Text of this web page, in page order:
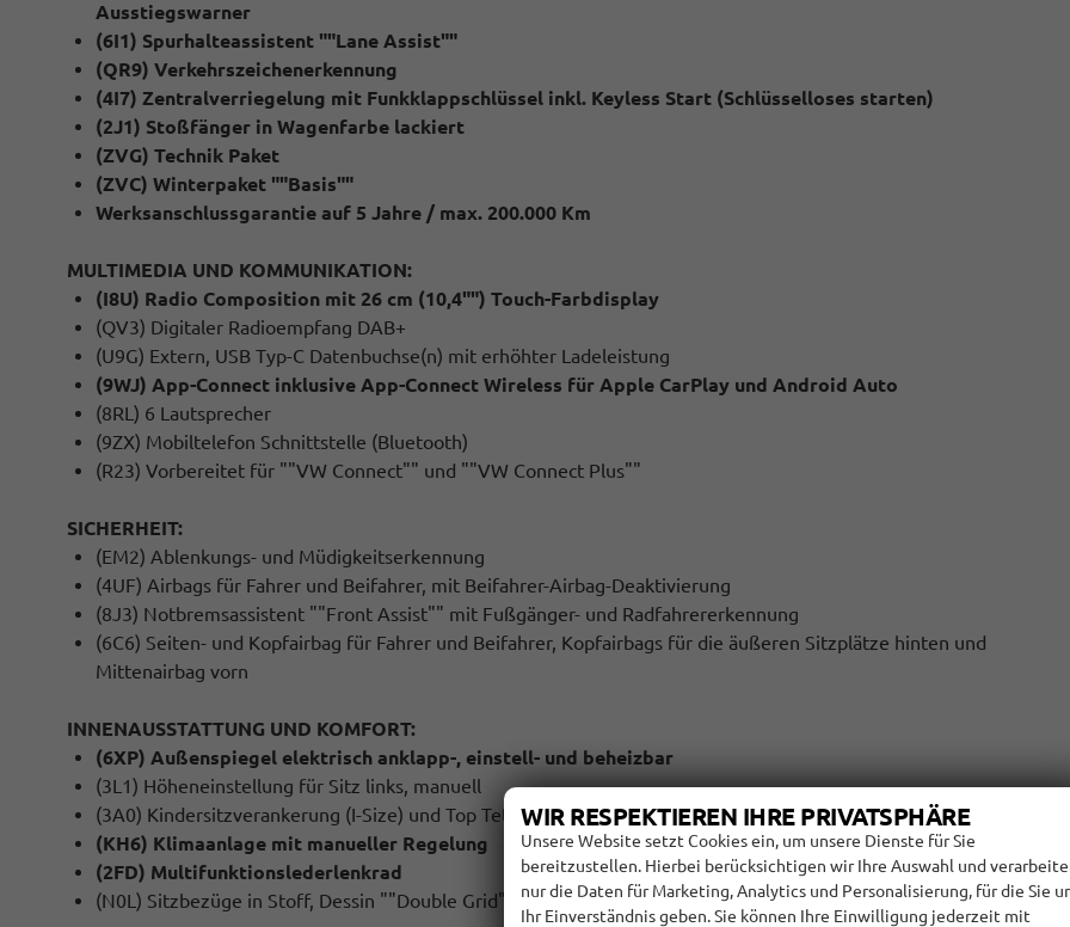
Ausstiegswarner
(6I1) Spurhalteassistent ""Lane Assist""
(QR9) Verkehrszeichenerkennung
(4I7) Zentralverriegelung mit Funkklappschlüssel inkl. Keyless Start (Schlüsselloses starten)
(2J1) Stoßfänger in Wagenfarbe lackiert
(ZVG) Technik Paket
(ZVC) Winterpaket ""Basis""
Werksanschlussgarantie auf 5 Jahre / max. 200.000 Km
MULTIMEDIA UND KOMMUNIKATION:
(I8U) Radio Composition mit 26 cm (10,4"") Touch-Farbdisplay
(QV3) Digitaler Radioempfang DAB+
(U9G) Extern, USB Typ-C Datenbuchse(n) mit erhöhter Ladeleistung
(9WJ) App-Connect inklusive App-Connect Wireless für Apple CarPlay und Android Auto
(8RL) 6 Lautsprecher
(9ZX) Mobiltelefon Schnittstelle (Bluetooth)
(R23) Vorbereitet für ""VW Connect"" und ""VW Connect Plus""
SICHERHEIT:
(EM2) Ablenkungs- und Müdigkeitserkennung
(4UF) Airbags für Fahrer und Beifahrer, mit Beifahrer-Airbag-Deaktivierung
(8J3) Notbremsassistent ""Front Assist"" mit Fußgänger- und Radfahrererkennung
(6C6) Seiten- und Kopfairbag für Fahrer und Beifahrer, Kopfairbags für die äußeren Sitzplätze hinten und
Mittenairbag vorn
INNENAUSSTATTUNG UND KOMFORT:
(6XP) Außenspiegel elektrisch anklapp-, einstell- und beheizbar
(3L1) Höheneinstellung für Sitz links, manuell
(3A0) Kindersitzverankerung (I-Size) und Top Tether für Sitze im FGR (außer mittlerer Sitz der 2. Sitzreihe)
(KH6) Klimaanlage mit manueller Regelung
(2FD) Multifunktionslederlenkrad
(N0L) Sitzbezüge in Stoff, Dessin ""Double Grid""
WIR RESPEKTIEREN IHRE PRIVATSPHÄRE
Unsere Website setzt Cookies ein, um unsere Dienste für Sie
bereitzustellen. Hierbei berücksichtigen wir Ihre Auswahl und
nur die Daten für Marketing, Analytics und Personalisierung, für die Sie
Ihr Einverständnis geben. Sie können Ihre Einwilligung jederzeit mit